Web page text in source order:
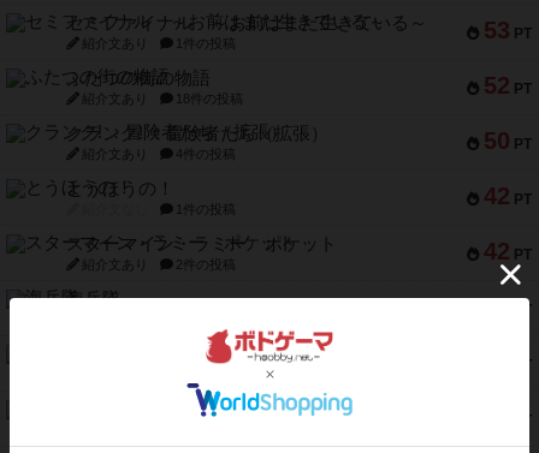
53 PT
セミファイナル ～お前はまだ生きている～
紹介文あり 1件の投稿
52 PT
ふたつの街の物語
紹介文あり 18件の投稿
50 PT
クランク! ：冒険者たち（拡張）
紹介文あり 4件の投稿
42 PT
とうほうの！
1件の投稿
42 PT
スターマイン・ラミー ポケット
紹介文あり 2件の投稿
39 PT
海兵隊
PT
スーパーストア3000
PT
フリップ７：復讐心とともに